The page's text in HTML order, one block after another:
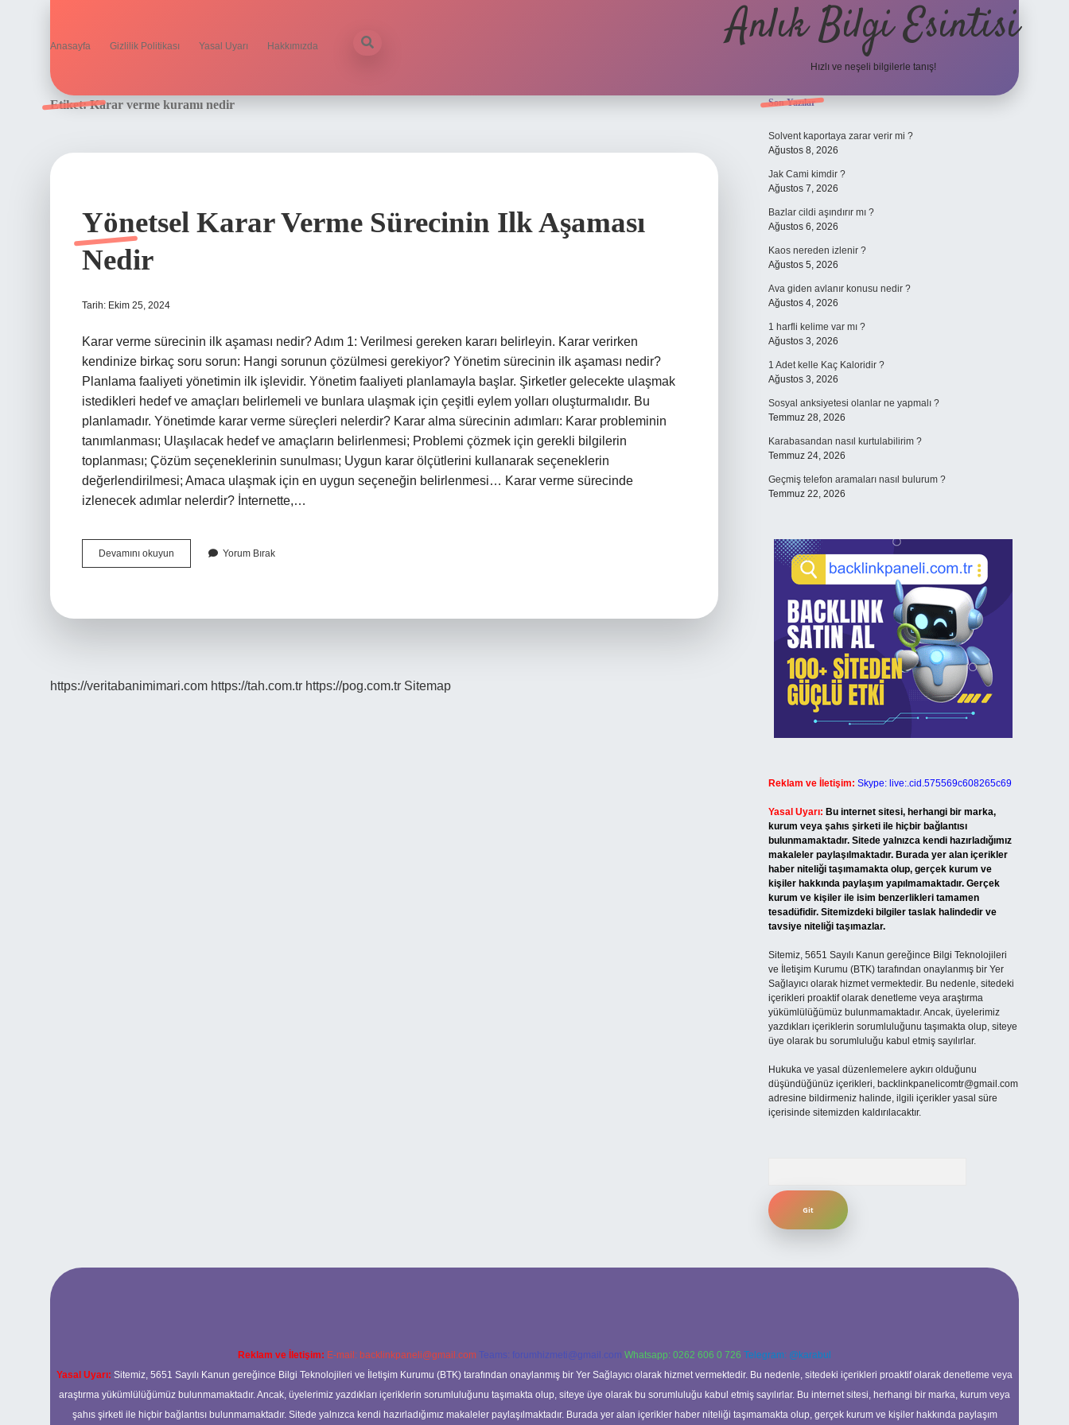
Anasayfa Gizlilik Politikası Yasal Uyarı Hakkımızda Anlık Bilgi Esintisi
Hızlı ve neşeli bilgilerle tanış!
Etiket:Karar verme kuramı nedir
Yönetsel Karar Verme Sürecinin Ilk Aşaması
Nedir
Tarih: Ekim 25, 2024
Karar verme sürecinin ilk aşaması nedir? Adım 1: Verilmesi gereken kararı belirleyin. Karar verirken
kendinize birkaç soru sorun: Hangi sorunun çözülmesi gerekiyor? Yönetim sürecinin ilk aşaması nedir?
Planlama faaliyeti yönetimin ilk işlevidir. Yönetim faaliyeti planlamayla başlar. Şirketler gelecekte ulaşmak
istedikleri hedef ve amaçları belirlemeli ve bunlara ulaşmak için çeşitli eylem yolları oluşturmalıdır. Bu
planlamadır. Yönetimde karar verme süreçleri nelerdir? Karar alma sürecinin adımları: Karar probleminin
tanımlanması; Ulaşılacak hedef ve amaçların belirlenmesi; Problemi çözmek için gerekli bilgilerin
toplanması; Çözüm seçeneklerinin sunulması; Uygun karar ölçütlerini kullanarak seçeneklerin
değerlendirilmesi; Amaca ulaşmak için en uygun seçeneğin belirlenmesi… Karar verme sürecinde
izlenecek adımlar nelerdir? İnternette,…
Devamını okuyun Yönetsel
Karar
Yorum Bırak
https://veritabanimimari.com https://tah.com.tr https://pog.com.tr Sitemap
Sidebar
Son Yazılar
Solvent kaportaya zarar verir mi ?
Ağustos 8, 2026
Jak Cami kimdir ?
Ağustos 7, 2026
Bazlar cildi aşındırır mı ?
Ağustos 6, 2026
Kaos nereden izlenir ?
Ağustos 5, 2026
Ava giden avlanır konusu nedir ?
Ağustos 4, 2026
1 harfli kelime var mı ?
Ağustos 3, 2026
1 Adet kelle Kaç Kaloridir ?
Ağustos 3, 2026
Sosyal anksiyetesi olanlar ne yapmalı ?
Temmuz 28, 2026
Karabasandan nasıl kurtulabilirim ?
Temmuz 24, 2026
Geçmiş telefon aramaları nasıl bulurum ?
Temmuz 22, 2026
Reklam ve İletişim: Skype: live:.cid.575569c608265c69
Yasal Uyarı: Bu internet sitesi, herhangi bir marka,
kurum veya şahıs şirketi ile hiçbir bağlantısı
bulunmamaktadır. Sitede yalnızca kendi hazırladığımız
makaleler paylaşılmaktadır. Burada yer alan içerikler
haber niteliği taşımamakta olup, gerçek kurum ve
kişiler hakkında paylaşım yapılmamaktadır. Gerçek
kurum ve kişiler ile isim benzerlikleri tamamen
tesadüfidir. Sitemizdeki bilgiler taslak halindedir ve
tavsiye niteliği taşımazlar.
Sitemiz, 5651 Sayılı Kanun gereğince Bilgi Teknolojileri
ve İletişim Kurumu (BTK) tarafından onaylanmış bir Yer
Sağlayıcı olarak hizmet vermektedir. Bu nedenle, sitedeki
içerikleri proaktif olarak denetleme veya araştırma
yükümlülüğümüz bulunmamaktadır. Ancak, üyelerimiz
yazdıkları içeriklerin sorumluluğunu taşımakta olup, siteye
üye olarak bu sorumluluğu kabul etmiş sayılırlar.
Hukuka ve yasal düzenlemelere aykırı olduğunu
düşündüğünüz içerikleri, backlinkpanelicomtr@gmail.com
adresine bildirmeniz halinde, ilgili içerikler yasal süre
içerisinde sitemizden kaldırılacaktır.
Reklam ve İletişim: E-mail: backlinkpaneli@gmail.com Teams: forumhizmeti@gmail.com Whatsapp: 0262 606 0 726 Telegram: @karabul
Yasal Uyarı: Sitemiz, 5651 Sayılı Kanun gereğince Bilgi Teknolojileri ve İletişim Kurumu (BTK) tarafından onaylanmış bir Yer Sağlayıcı olarak hizmet vermektedir. Bu nedenle, sitedeki içerikleri proaktif olarak denetleme veya
araştırma yükümlülüğümüz bulunmamaktadır. Ancak, üyelerimiz yazdıkları içeriklerin sorumluluğunu taşımakta olup, siteye üye olarak bu sorumluluğu kabul etmiş sayılırlar. Bu internet sitesi, herhangi bir marka, kurum veya
şahıs şirketi ile hiçbir bağlantısı bulunmamaktadır. Sitede yalnızca kendi hazırladığımız makaleler paylaşılmaktadır. Burada yer alan içerikler haber niteliği taşımamakta olup, gerçek kurum ve kişiler hakkında paylaşım